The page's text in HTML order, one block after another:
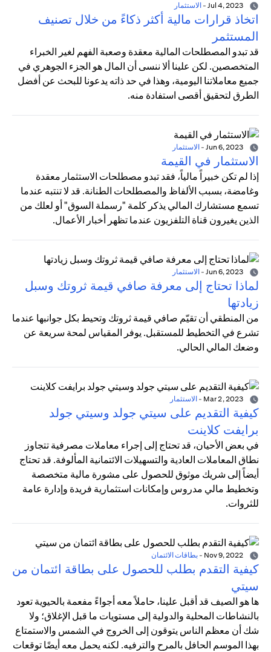
- الاستثمار
اتخاذ قرارات مالية أكثر ذكاءً من خلال تصنيف
المستثمر
قد تبدو المصطلحات المالية معقدة وصعبة الفهم لغير الخبراء
المتخصصين. لكن علينا ألا ننسى أن المال هو الجزء الجوهري في
جميع معاملاتنا اليومية، وهذا في حد ذاته يدعونا للبحث عن أفضل
الطرق لتحقيق أقصى استفادة منه.
- الاستثمار
الاستثمار في القيمة
إذا لم تكن خبيراً مالياً، فقد تبدو مصطلحات الاستثمار معقدة
وغامضة، بسبب الألفاظ والمصطلحات الطنانة. قد لا تنتبه عندما
تسمع مستشارك المالي يذكر كلمة "رسملة السوق" أو لعلك من
الذين يغيرون قناة التلفزيون عندما تظهر أخبار الأعمال.
- الاستثمار
لماذا تحتاج إلى معرفة صافي قيمة ثروتك وسبل
زيادتها
من المنطقي أن تقيّم صافي قيمة ثروتك وتحيط بكل جوانبها عندما
تشرع في التخطيط للمستقبل. يوفر المقياس لمحة سريعة عن
وضعك المالي الحالي.
- الاستثمار
كيفية التقديم على سيتي جولد وسيتي جولد
برايفت كلاينت
في بعض الأحيان، قد تحتاج إلى إجراء معاملات مصرفية تتجاوز
نطاق المعاملات العادية والتسهيلات الائتمانية المألوفة. قد تحتاج
أيضاً إلى شريك موثوق للحصول على مشورة مالية متخصصة
وتخطيط مالي مدروس وإمكانات استثمارية فريدة وإدارة عامة
للثروات.
- بطاقات الائتمان
كيفية التقدم بطلب للحصول على بطاقة ائتمان من
سيتي
ها هو الصيف قد أقبل علينا، حاملاً معه أجواءً مفعمة بالحيوية تعود
بالنشاطات المحلية والدولية إلى مستويات ما قبل الإغلاق؛ ولا
شك أن معظم الناس يتوقون إلى الخروج في الشمس والاستمتاع
بهذا الموسم الحافل بالمرح والترفيه. لكنه يحمل معه أيضًا توقعات